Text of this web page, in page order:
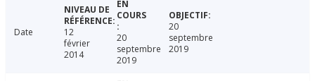
Date
12
février
2014
20
septembre
2019
20
septembre
2019